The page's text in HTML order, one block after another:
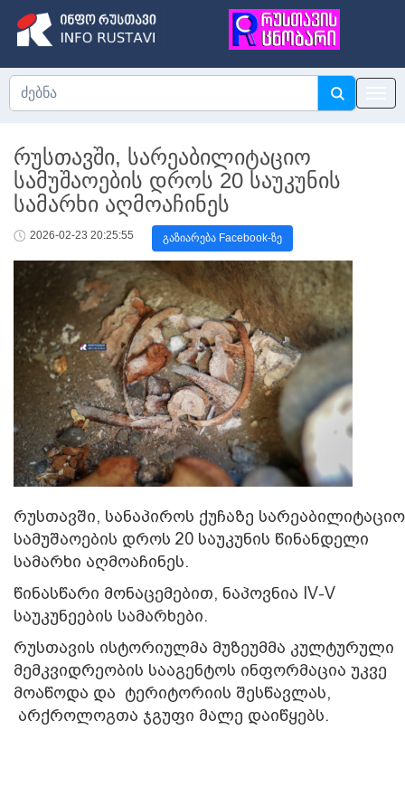
რუსთავში, სარეაბილიტაციო
სამუშაოების დროს 20 საუკუნის
სამარხი აღმოაჩინეს
2026-02-23 20:25:55 გაზიარება Facebook-ზე
რუსთავში, სანაპიროს ქუჩაზე სარეაბილიტაციო
სამუშაოების დროს 20 საუკუნის წინანდელი
სამარხი აღმოაჩინეს.
წინასწარი მონაცემებით, ნაპოვნია IV-V
საუკუნეების სამარხები.
რუსთავის ისტორიულმა მუზეუმმა კულტურული
მემკვიდრეობის სააგენტოს ინფორმაცია უკვე
მოაწოდა და ტერიტორიის შესწავლას,
არქროლოგთა ჯგუფი მალე დაიწყებს.